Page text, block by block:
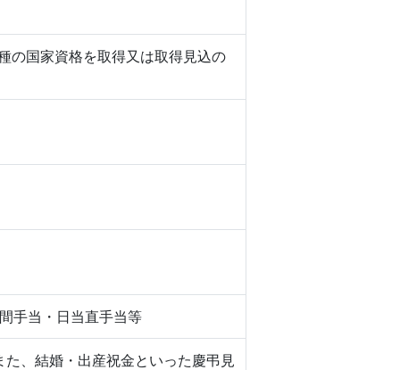
国家資格を取得又は取得見込の
手当・日当直手当等
、結婚・出産祝金といった慶弔見